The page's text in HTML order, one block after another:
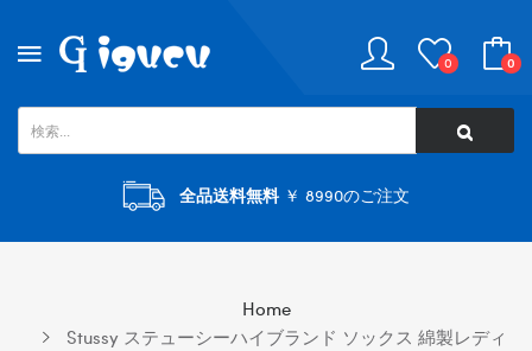
0 0
全品送料無料￥ 8990のご注文
Home
Stussy ステューシーハイブランド ソックス 綿製レディ